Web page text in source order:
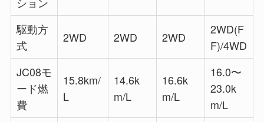
駆動方
式
2WD 2WD 2WD
2WD(F
F)/4WD
JC08モ
ード燃
費
15.8km/
L
14.6k
m/L
16.6k
m/L
16.0〜
23.0k
m/L